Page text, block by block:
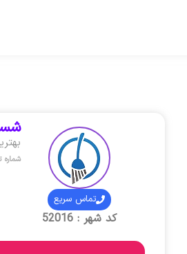
تماس سریع
کد شهر : 52016
شماره